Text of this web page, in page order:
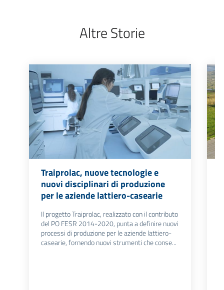
Altre Storie
Traiprolac, nuove tecnologie e
nuovi disciplinari di produzione
per le aziende lattiero-casearie
Il progetto Traiprolac, realizzato con il contributo
del PO FESR 2014-2020, punta a definire nuovi
processi di produzione per le aziende lattiero-
casearie, fornendo nuovi strumenti che conse...